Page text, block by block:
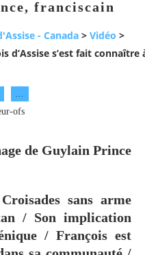
franciscain
- Canada > Vidéo >
d’Assise s’est fait
ofs
de Guylain Prince
sans arme
/ Son implication
/ François est